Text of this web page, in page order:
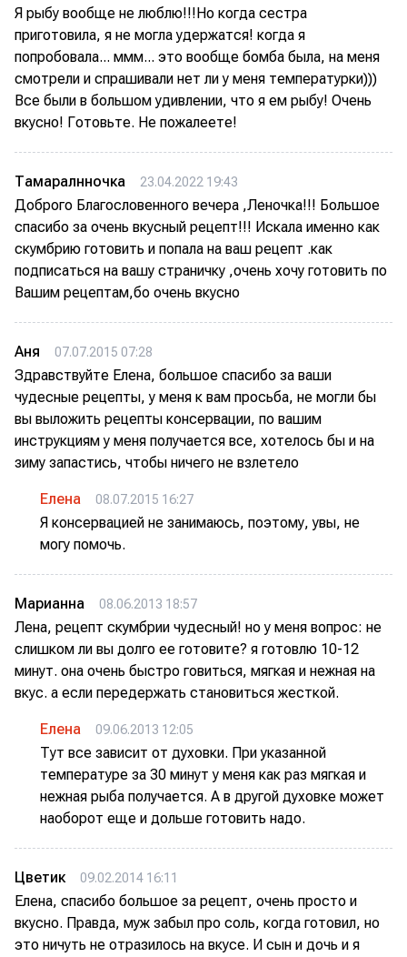
Я рыбу вообще не люблю!!!Но когда сестра
приготовила, я не могла удержатся! когда я
попробовала... ммм... это вообще бомба была, на меня
смотрели и спрашивали нет ли у меня температурки)))
Все были в большом удивлении, что я ем рыбу! Очень
вкусно! Готовьте. Не пожалеете!
Тамаралнночка 23.04.2022 19:43
Доброго Благословенного вечера ,Леночка!!! Большое
спасибо за очень вкусный рецепт!!! Искала именно как
скумбрию готовить и попала на ваш рецепт .как
подписаться на вашу страничку ,очень хочу готовить по
Вашим рецептам,бо очень вкусно
Аня 07.07.2015 07:28
Здравствуйте Елена, большое спасибо за ваши
чудесные рецепты, у меня к вам просьба, не могли бы
вы выложить рецепты консервации, по вашим
инструкциям у меня получается все, хотелось бы и на
зиму запастись, чтобы ничего не взлетело
Елена 08.07.2015 16:27
Я консервацией не занимаюсь, поэтому, увы, не
могу помочь.
Марианна 08.06.2013 18:57
Лена, рецепт скумбрии чудесный! но у меня вопрос: не
слишком ли вы долго ее готовите? я готовлю 10-12
минут. она очень быстро говиться, мягкая и нежная на
вкус. а если передержать становиться жесткой.
Елена 09.06.2013 12:05
Тут все зависит от духовки. При указанной
температуре за 30 минут у меня как раз мягкая и
нежная рыба получается. А в другой духовке может
наоборот еще и дольше готовить надо.
Цветик 09.02.2014 16:11
Елена, спасибо большое за рецепт, очень просто и
вкусно. Правда, муж забыл про соль, когда готовил, но
это ничуть не отразилось на вкусе. И сын и дочь и я